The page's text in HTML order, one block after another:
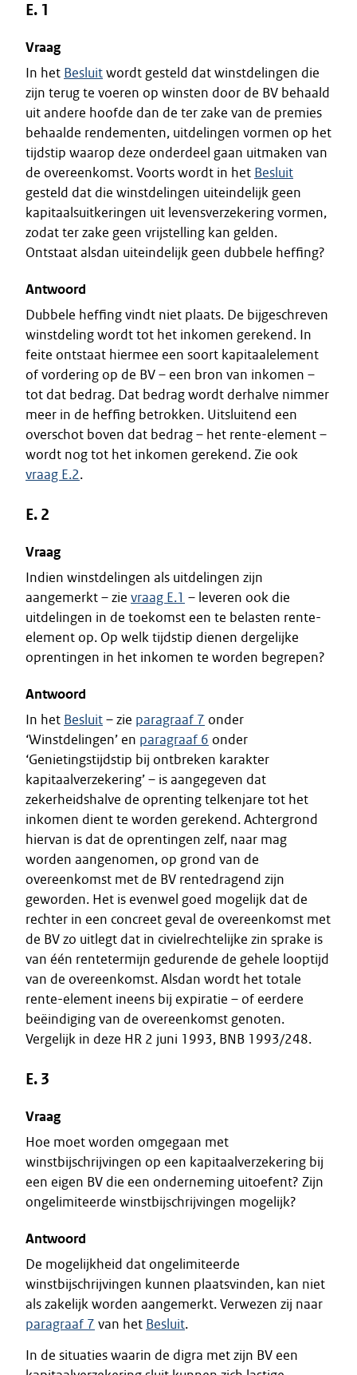
E. 1
Vraag
In het Besluitwordt gesteld dat winstdelingen die
zijn terug te voeren op winsten door de BV behaald
uit andere hoofde dan de ter zake van de premies
behaalde rendementen, uitdelingen vormen op het
tijdstip waarop deze onderdeel gaan uitmaken van
de overeenkomst. Voorts wordt in het Besluit
gesteld dat die winstdelingen uiteindelijk geen
kapitaalsuitkeringen uit levensverzekering vormen,
zodat ter zake geen vrijstelling kan gelden.
Ontstaat alsdan uiteindelijk geen dubbele heffing?
Antwoord
Dubbele heffing vindt niet plaats. De bijgeschreven
winstdeling wordt tot het inkomen gerekend. In
feite ontstaat hiermee een soort kapitaalelement
of vordering op de BV – een bron van inkomen –
tot dat bedrag. Dat bedrag wordt derhalve nimmer
meer in de heffing betrokken. Uitsluitend een
overschot boven dat bedrag – het rente-element –
wordt nog tot het inkomen gerekend. Zie ook
vraag E.2.
E. 2
Vraag
Indien winstdelingen als uitdelingen zijn
aangemerkt – zie vraag E.1 – leveren ook die
uitdelingen in de toekomst een te belasten rente-
element op. Op welk tijdstip dienen dergelijke
oprentingen in het inkomen te worden begrepen?
Antwoord
In het Besluit– zie paragraaf 7 onder
‘Winstdelingen’ en paragraaf 6 onder
‘Genietingstijdstip bij ontbreken karakter
kapitaalverzekering’ – is aangegeven dat
zekerheidshalve de oprenting telkenjare tot het
inkomen dient te worden gerekend. Achtergrond
hiervan is dat de oprentingen zelf, naar mag
worden aangenomen, op grond van de
overeenkomst met de BV rentedragend zijn
geworden. Het is evenwel goed mogelijk dat de
rechter in een concreet geval de overeenkomst met
de BV zo uitlegt dat in civielrechtelijke zin sprake is
van één rentetermijn gedurende de gehele looptijd
van de overeenkomst. Alsdan wordt het totale
rente-element ineens bij expiratie – of eerdere
beëindiging van de overeenkomst genoten.
Vergelijk in deze HR 2 juni 1993, BNB 1993/248.
E. 3
Vraag
Hoe moet worden omgegaan met
winstbijschrijvingen op een kapitaalverzekering bij
een eigen BV die een onderneming uitoefent? Zijn
ongelimiteerde winstbijschrijvingen mogelijk?
Antwoord
De mogelijkheid dat ongelimiteerde
winstbijschrijvingen kunnen plaatsvinden, kan niet
als zakelijk worden aangemerkt. Verwezen zij naar
paragraaf 7 van het Besluit.
In de situaties waarin de digra met zijn BV een